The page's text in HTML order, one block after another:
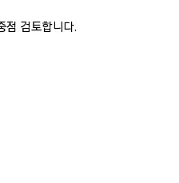
점 검토합니다.